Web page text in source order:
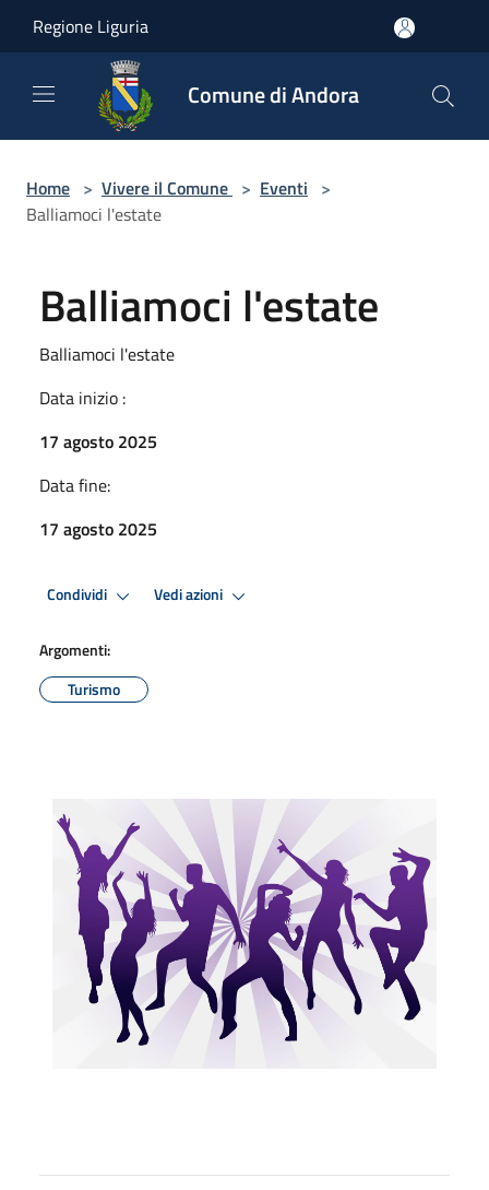
Regione Liguria
Comune di Andora
Home > Vivere il Comune > Eventi >
Balliamoci l'estate
Balliamoci l'estate
Balliamoci l'estate
Data inizio :
17 agosto 2025
Data fine:
17 agosto 2025
Condividi Vedi azioni
Argomenti:
Turismo